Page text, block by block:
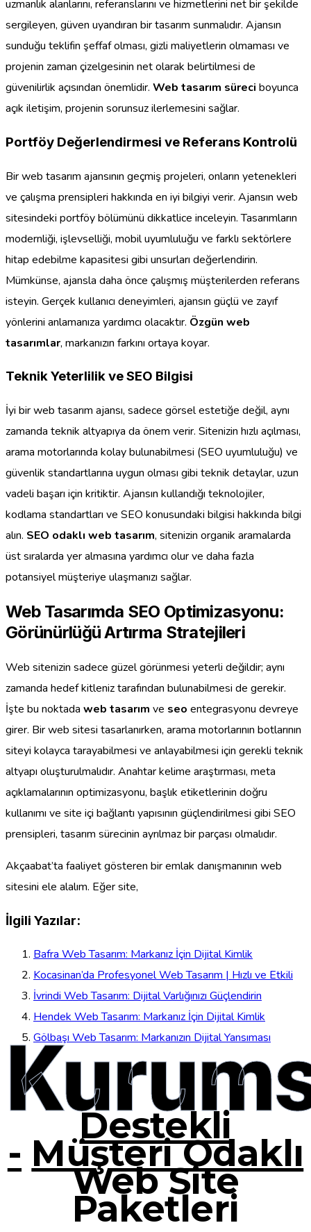
uzmanlık alanlarını, referanslarını ve hizmetlerini net bir şekilde
sergileyen, güven uyandıran bir tasarım sunmalıdır. Ajansın
sunduğu teklifin şeffaf olması, gizli maliyetlerin olmaması ve
projenin zaman çizelgesinin net olarak belirtilmesi de
güvenilirlik açısından önemlidir. Web tasarım süreci boyunca
açık iletişim, projenin sorunsuz ilerlemesini sağlar.
Portföy Değerlendirmesi ve Referans Kontrolü
Bir web tasarım ajansının geçmiş projeleri, onların yetenekleri
ve çalışma prensipleri hakkında en iyi bilgiyi verir. Ajansın web
sitesindeki portföy bölümünü dikkatlice inceleyin. Tasarımların
modernliği, işlevselliği, mobil uyumluluğu ve farklı sektörlere
hitap edebilme kapasitesi gibi unsurları değerlendirin.
Mümkünse, ajansla daha önce çalışmış müşterilerden referans
isteyin. Gerçek kullanıcı deneyimleri, ajansın güçlü ve zayıf
yönlerini anlamanıza yardımcı olacaktır. Özgün web
tasarımlar, markanızın farkını ortaya koyar.
Teknik Yeterlilik ve SEO Bilgisi
İyi bir web tasarım ajansı, sadece görsel estetiğe değil, aynı
zamanda teknik altyapıya da önem verir. Sitenizin hızlı açılması,
arama motorlarında kolay bulunabilmesi (SEO uyumluluğu) ve
güvenlik standartlarına uygun olması gibi teknik detaylar, uzun
vadeli başarı için kritiktir. Ajansın kullandığı teknolojiler,
kodlama standartları ve SEO konusundaki bilgisi hakkında bilgi
alın. SEO odaklı web tasarım, sitenizin organik aramalarda
üst sıralarda yer almasına yardımcı olur ve daha fazla
potansiyel müşteriye ulaşmanızı sağlar.
Web Tasarımda SEO Optimizasyonu:
Görünürlüğü Artırma Stratejileri
Web sitenizin sadece güzel görünmesi yeterli değildir; aynı
zamanda hedef kitleniz tarafından bulunabilmesi de gerekir.
İşte bu noktada web tasarım ve seo entegrasyonu devreye
girer. Bir web sitesi tasarlanırken, arama motorlarının botlarının
siteyi kolayca tarayabilmesi ve anlayabilmesi için gerekli teknik
altyapı oluşturulmalıdır. Anahtar kelime araştırması, meta
açıklamalarının optimizasyonu, başlık etiketlerinin doğru
kullanımı ve site içi bağlantı yapısının güçlendirilmesi gibi SEO
prensipleri, tasarım sürecinin ayrılmaz bir parçası olmalıdır.
Akçaabat’ta faaliyet gösteren bir emlak danışmanının web
sitesini ele alalım. Eğer site,
İlgili Yazılar:
Bafra Web Tasarım: Markanız İçin Dijital Kimlik
Kocasinan’da Profesyonel Web Tasarım | Hızlı ve Etkili
İvrindi Web Tasarım: Dijital Varlığınızı Güçlendirin
Hendek Web Tasarım: Markanız İçin Dijital Kimlik
Gölbaşı Web Tasarım: Markanızın Dijital Yansıması
Destekli
- Müşteri Odaklı
Web Site
Paketleri